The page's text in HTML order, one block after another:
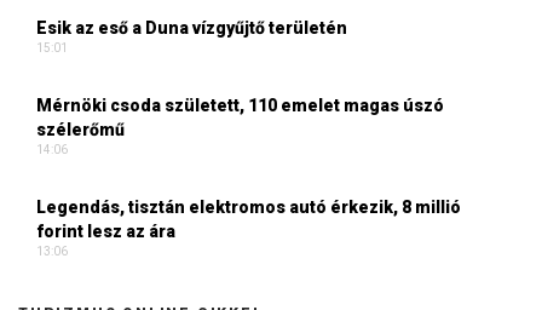
Esik az eső a Duna vízgyűjtő területén
15:01
Mérnöki csoda született, 110 emelet magas úszó
szélerőmű
14:06
Legendás, tisztán elektromos autó érkezik, 8 millió
forint lesz az ára
13:06